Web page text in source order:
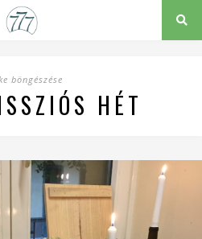
böngészése
HÉT